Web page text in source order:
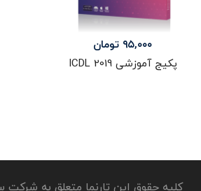
۹۵,۰۰۰ تومان
پکیج آموزشی ICDL 2019
کلیه حقوق این تارنما متعلق به شرکت